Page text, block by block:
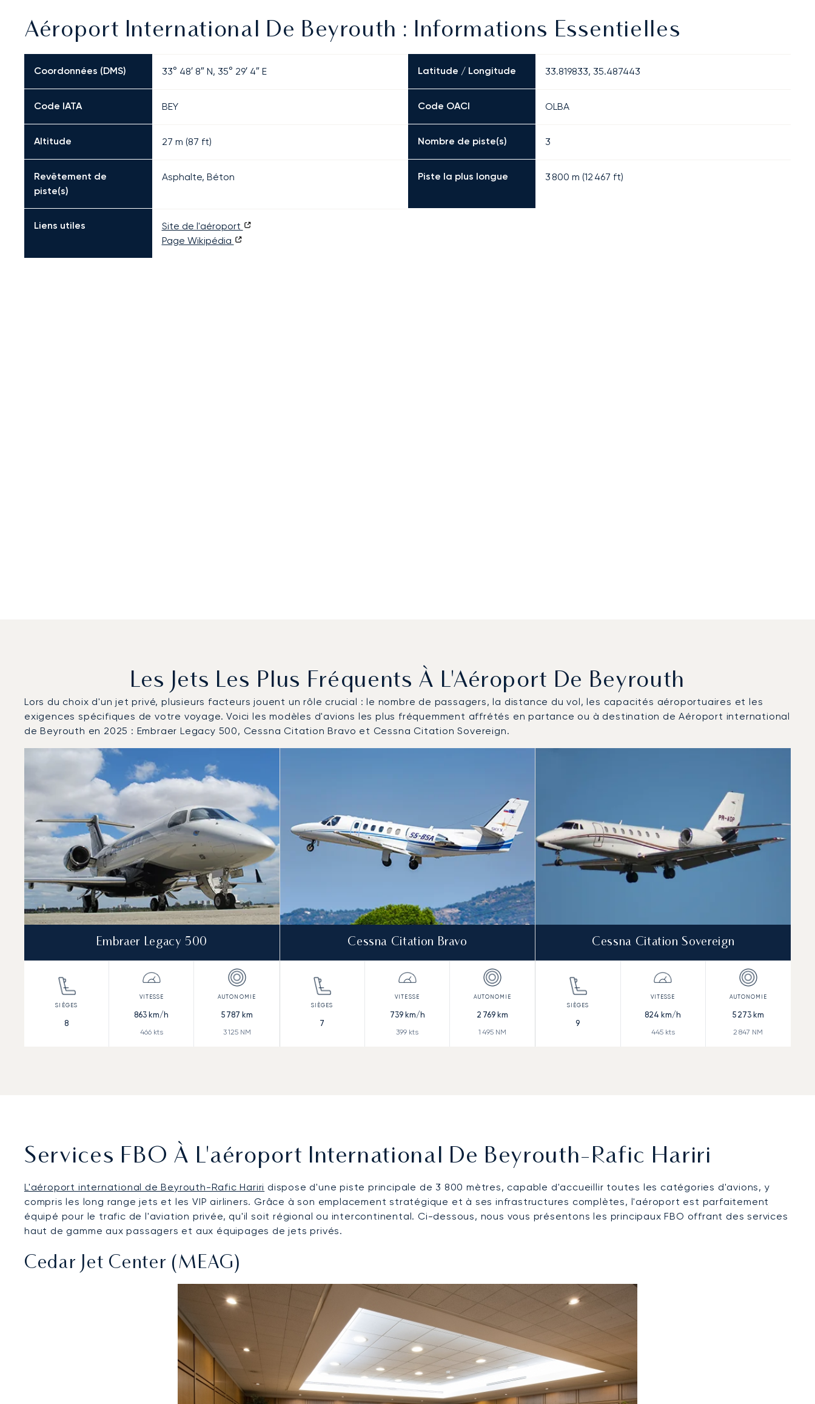
Aéroport International De Beyrouth : Informations Essentielles
Coordonnées (DMS) 33° 48′ 8″ N, 35° 29′ 4″ E Latitude / Longitude 33.819833, 35.487443
Code IATA BEY Code OACI OLBA
Altitude 27 m (87 ft) Nombre de piste(s) 3
Revêtement de
piste(s)
Asphalte, Béton Piste la plus longue 3 800 m (12 467 ft)
Liens utiles
Site de l'aéroport
Page Wikipédia
Les Jets Les Plus Fréquents À L'Aéroport De Beyrouth
Lors du choix d'un jet privé, plusieurs facteurs jouent un rôle crucial : le nombre de passagers, la distance du vol, les capacités aéroportuaires et les
exigences spécifiques de votre voyage. Voici les modèles d'avions les plus fréquemment affrétés en partance ou à destination de Aéroport international
de Beyrouth en 2025 : Embraer Legacy 500, Cessna Citation Bravo et Cessna Citation Sovereign.
Aéroport international de Beyrouth : Les 3 modèles d'aéronefs les plus fréquentés en nombre de mouvements en 2025
Photo de l'aéronefModèle d'aéronef
Vitesse (km/h)
Vitesse (nœuds)
Autonomie (km)
Autonomie (NM)
Embraer Legacy 500
8
863 km/h
466kts
5 787 km
3 125NM
Cessna Citation Bravo
7
739km/h
399 kts
2 769 km
1 495 NM
Cessna Citation Sovereign
9
824 km/h
445kts
5 273km
2 847 NM
Services FBO À L'aéroport International De Beyrouth-Rafic Hariri
L'aéroport international de Beyrouth-Rafic Hariri dispose d'une piste principale de 3 800 mètres, capable d'accueillir toutes les catégories d'avions, y
compris les long range jets et les VIP airliners. Grâce à son emplacement stratégique et à ses infrastructures complètes, l'aéroport est parfaitement
équipé pour le trafic de l'aviation privée, qu'il soit régional ou intercontinental. Ci-dessous, nous vous présentons les principaux FBO offrant des services
haut de gamme aux passagers et aux équipages de jets privés.
Cedar Jet Center (MEAG)